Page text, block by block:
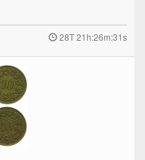
28T 21h:26m:30s